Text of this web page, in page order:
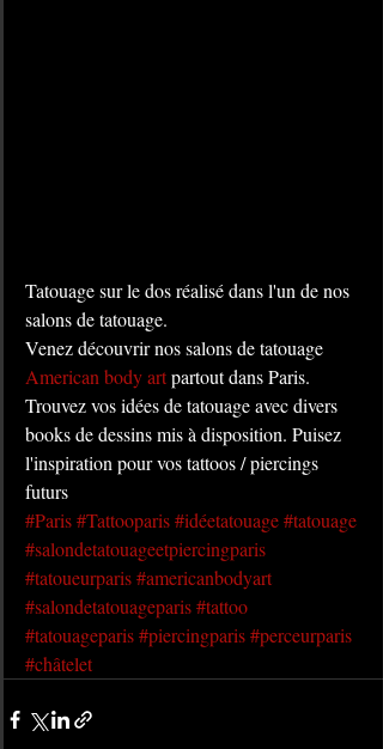
Tatouage sur le dos réalisé dans l'un de nos
salons de tatouage.
Venez découvrir nos salons de tatouage
American body art partout dans Paris.
Trouvez vos idées de tatouage avec divers
books de dessins mis à disposition. Puisez
l'inspiration pour vos tattoos / piercings
futurs
#Paris#Tattooparis#idéetatouage#tatouage
#salondetatouageetpiercingparis
#tatoueurparis#americanbodyart
#salondetatouageparis#tattoo
#tatouageparis#piercingparis#perceurparis
#châtelet